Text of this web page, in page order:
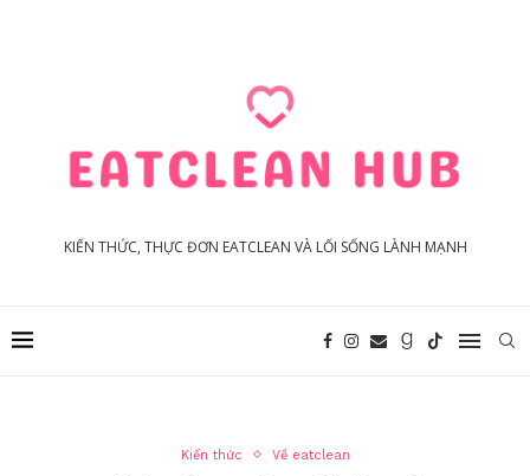
KIẾN THỨC, THỰC ĐƠN EATCLEAN VÀ LỐI SỐNG LÀNH MẠNH
Kiến thức Về eatclean